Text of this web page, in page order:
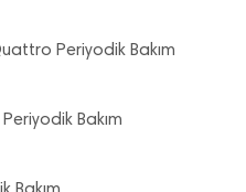
Periyodik Bakım
Bakım